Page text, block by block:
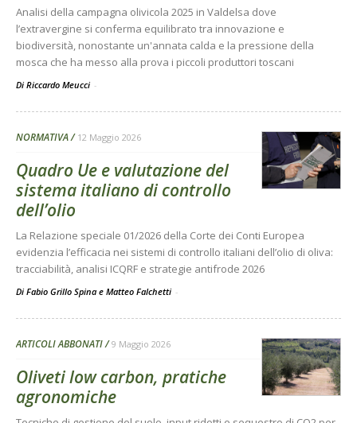
Analisi della campagna olivicola 2025 in Valdelsa dove
l’extravergine si conferma equilibrato tra innovazione e
biodiversità, nonostante un'annata calda e la pressione della
mosca che ha messo alla prova i piccoli produttori toscani
Di Riccardo Meucci -
NORMATIVA 12 Maggio 2026
Quadro Ue e valutazione del
sistema italiano di controllo
dell’olio
La Relazione speciale 01/2026 della Corte dei Conti Europea
evidenzia l’efficacia nei sistemi di controllo italiani dell’olio di oliva:
tracciabilità, analisi ICQRF e strategie antifrode 2026
Di Fabio Grillo Spina e Matteo Falchetti -
ARTICOLI ABBONATI 9 Maggio 2026
Oliveti low carbon, pratiche
agronomiche